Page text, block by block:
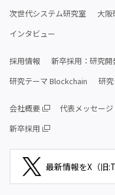
次世代システム研究室
大阪
インタビュー
採用情報 新卒採用：研究開
研究テーマ Blockchain
研
会社概要 代表メッセージ
新卒採用
最新情報をX（旧